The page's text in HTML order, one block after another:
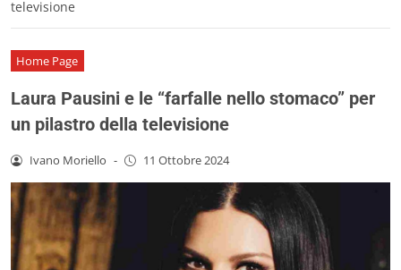
televisione
Home Page
Laura Pausini e le “farfalle nello stomaco” per
un pilastro della televisione
Ivano Moriello - 11 Ottobre 2024